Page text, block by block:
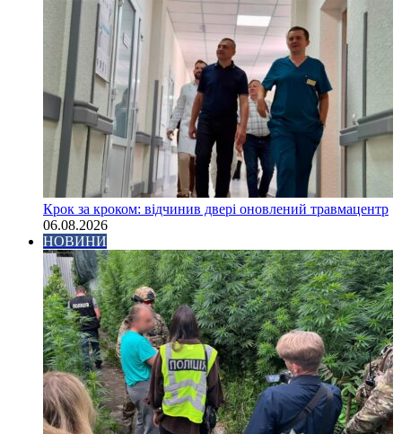
Крок за кроком: відчинив двері оновлений травмацентр
06.08.2026
НОВИНИ